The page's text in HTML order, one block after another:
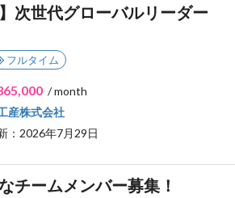
次世代グローバルリーダー
フルタイム
/ month
産株式会社
：2026年7月29日
チームメンバー募集！